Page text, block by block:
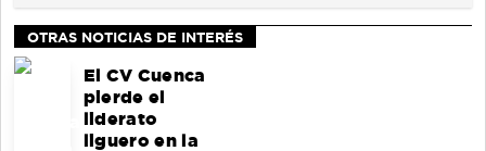
OTRAS NOTICIAS DE INTERÉS
El CV Cuenca
pierde el
liderato
liguero en la